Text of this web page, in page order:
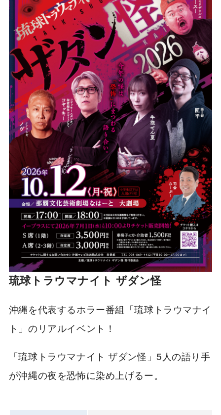
琉球トラウマナイト ザダン怪
沖縄を代表するホラー番組「琉球トラウマナイ
ト」のリアルイベント！
「琉球トラウマナイト ザダン怪」5人の語り手
が沖縄の夜を恐怖に染め上げるー。